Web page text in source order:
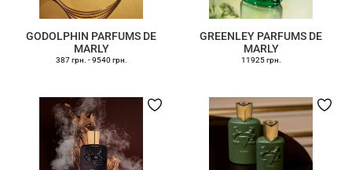
GODOLPHIN PARFUMS DE
MARLY
387 грн. -9540 грн.
GREENLEY PARFUMS DE
MARLY
11925 грн.